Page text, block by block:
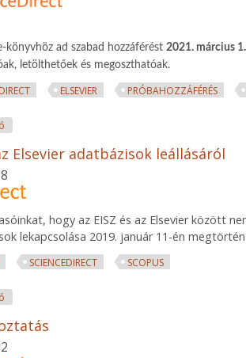
könyvhöz ad szabad hozzáférést 2021. március
letölthetőek és megoszthatóak.
ELSEVIER PRÓBAHOZZÁFÉRÉS
Elsevier adatbázisok leállásáról
hogy az EISZ és az Elsevier között
lekapcsolása 2019. január 11-én
SCIENCEDIRECT SCOPUS